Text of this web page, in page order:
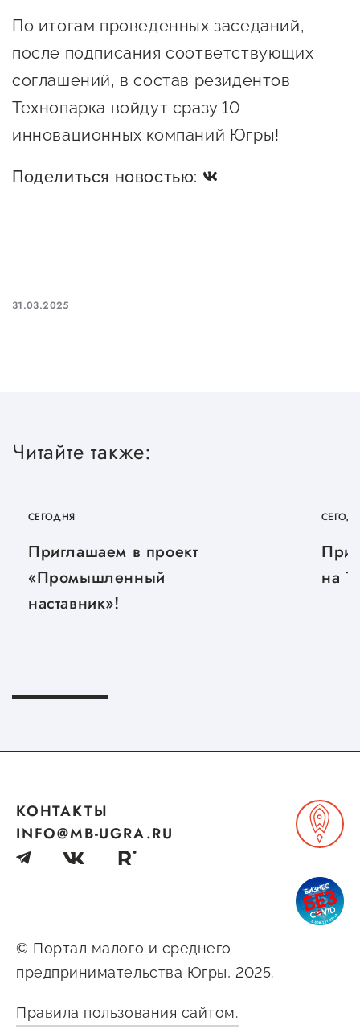
По итогам проведенных заседаний,
после подписания соответствующих
соглашений, в состав резидентов
Технопарка войдут сразу 10
инновационных компаний Югры!
Поделиться новостью:
31.03.2025
Читайте также:
СЕГОДНЯ
Приглашаем в проект
«Промышленный
наставник»!
на
© Портал малого и среднего
предпринимательства Югры, 2025.
Правила пользования сайтом.
КОНТАКТЫ
INFO@MB-UGRA.RU